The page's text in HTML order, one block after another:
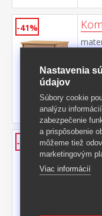
-41%
Kód
-41%
-47%
Nastavenia
údajov
Súbory cookie
analýzu
zabezpečenie
a prispôsobenie
môžeme tiež
marketingovým
Viac informácií